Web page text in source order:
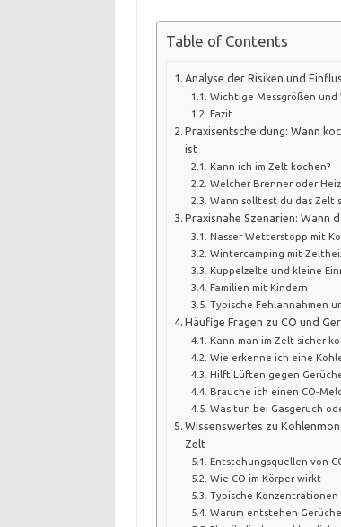
Table of Contents
Analyse der Risiken und
Wichtige Messgrößen und
Fazit
Praxisentscheidung: Wann
ist
Kann ich im Zelt kochen?
Welcher Brenner oder
Wann solltest du das Zelt
Praxisnahe Szenarien: Wann
Nasser Wetterstopp mit
Wintercamping mit
Kuppelzelte und kleine
Familien mit Kindern
Typische Fehlannahmen
Häufige Fragen zu CO und
Kann man im Zelt sicher
Wie erkenne ich eine
Hilft Lüften gegen
Brauche ich einen
Was tun bei Gasgeruch
Wissenswertes zu
Zelt
Entstehungsquellen von
Wie CO im Körper wirkt
Typische
Warum entstehen